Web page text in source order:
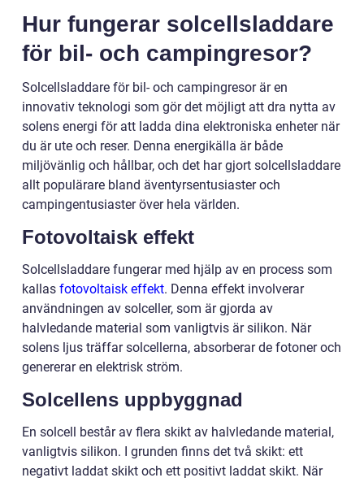
Hur fungerar solcellsladdare
för bil- och campingresor?
Solcellsladdare för bil- och campingresor är en
innovativ teknologi som gör det möjligt att dra nytta av
solens energi för att ladda dina elektroniska enheter när
du är ute och reser. Denna energikälla är både
miljövänlig och hållbar, och det har gjort solcellsladdare
allt populärare bland äventyrsentusiaster och
campingentusiaster över hela världen.
Fotovoltaisk effekt
Solcellsladdare fungerar med hjälp av en process som
kallas fotovoltaisk effekt. Denna effekt involverar
användningen av solceller, som är gjorda av
halvledande material som vanligtvis är silikon. När
solens ljus träffar solcellerna, absorberar de fotoner och
genererar en elektrisk ström.
Solcellens uppbyggnad
En solcell består av flera skikt av halvledande material,
vanligtvis silikon. I grunden finns det två skikt: ett
negativt laddat skikt och ett positivt laddat skikt. När